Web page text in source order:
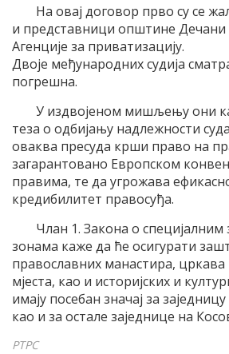
На овај договор прво су се
и представници општине Дечани
Агенције за приватизацију.
Двоје међународних судија
погрешна.
У издвојеном мишљењу они
теза о одбијању надлежности
оваква пресуда крши право на
загарантовано Европском
правима, те да угрожава
кредибилитет правосуђа.
Члан 1. Закона о
зонама каже да ће осигурати
православних манастира, цркава
мјеста, као и историјских и
имају посебан значај за
као и за остале заједнице на
РТРС